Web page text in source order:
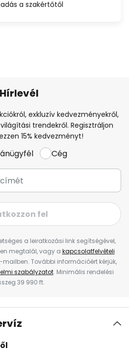
a szakértőtől
Hírlevél
exkluzív kedvezményekről,
trendekről. Regisztráljon
15% kedvezményt!
Cég
fel
a leiratkozási link segítségével,
megtalál, vagy a kapcsolatfelvételi
mailben. További információért kérjük,
szabályzatot. Minimális rendelési
39 990 ft.